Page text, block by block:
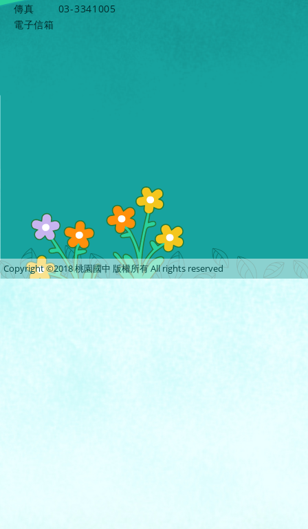
傳真
03-3341005
電子信箱
Copyright ©2018 桃園國中 版權所有 All rights reserved